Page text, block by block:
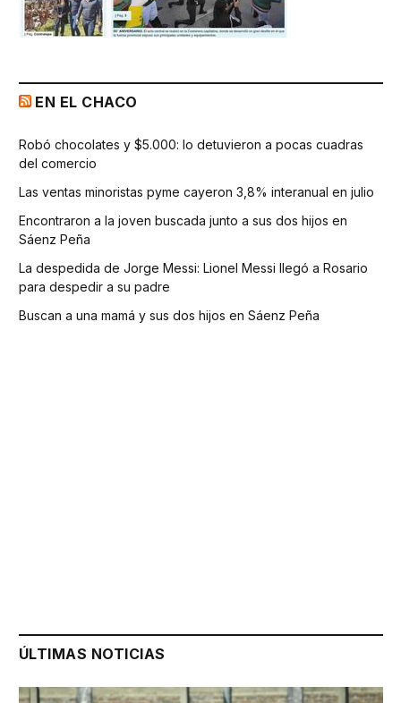
EN EL CHACO
Robó chocolates y $5.000: lo detuvieron a pocas cuadras
del comercio
Las ventas minoristas pyme cayeron 3,8% interanual en julio
Encontraron a la joven buscada junto a sus dos hijos en
Sáenz Peña
La despedida de Jorge Messi: Lionel Messi llegó a Rosario
para despedir a su padre
Buscan a una mamá y sus dos hijos en Sáenz Peña
ÚLTIMAS NOTICIAS